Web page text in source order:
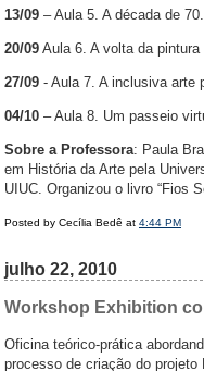
13/09 – Aula 5. A década de
20/09 Aula 6. A volta da
27/09 - Aula 7. A inclusiva arte
04/10 – Aula 8. Um passeio
Sobre a Professora: Paula
em História da Arte pela
UIUC. Organizou o livro “Fios
Posted by Cecília Bedê at 4:44 PM
julho 22, 2010
Workshop Exhibition
Oficina teórico-prática
processo de criação do